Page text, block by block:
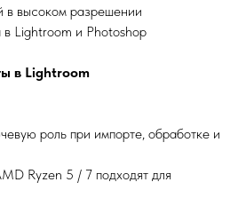
в высоком разрешении
в Lightroom и Photoshop
в Lightroom
роль при импорте, обработке и
Ryzen 5 / 7 подходят для